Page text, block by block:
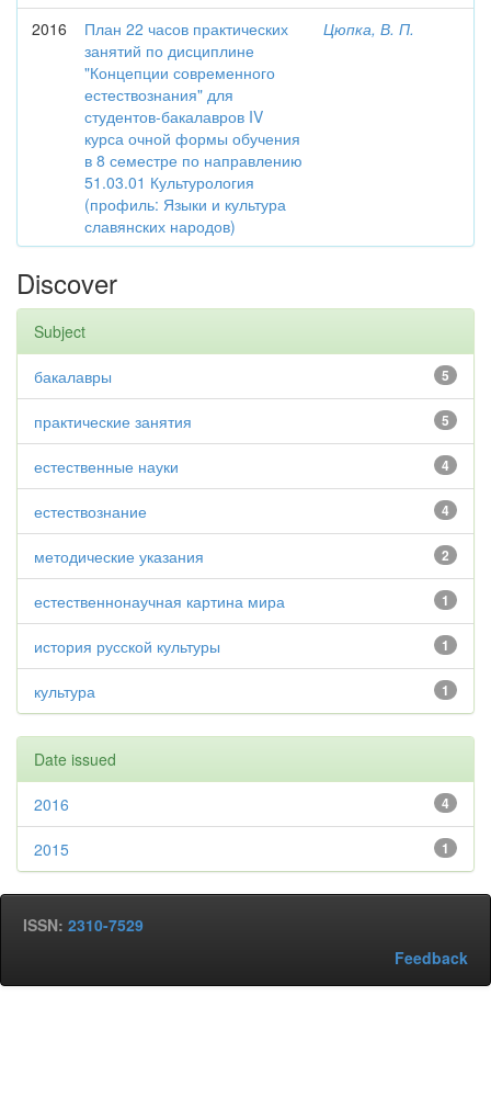
2016
План 22 часов практических
занятий по дисциплине
"Концепции современного
естествознания" для
студентов-бакалавров IV
курса очной формы обучения
в 8 семестре по направлению
51.03.01 Культурология
(профиль: Языки и культура
славянских народов)
Цюпка, В. П.
Discover
Subject
5
бакалавры
5
практические занятия
4
естественные науки
4
естествознание
2
методические указания
1
естественнонаучная картина мира
1
история русской культуры
1
культура
Date issued
4
2016
1
2015
ISSN: 2310-7529
Feedback